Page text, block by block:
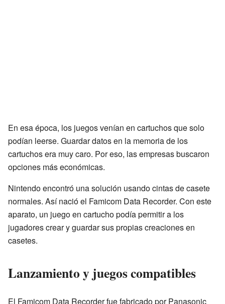
En esa época, los juegos venían en cartuchos que solo
podían leerse. Guardar datos en la memoria de los
cartuchos era muy caro. Por eso, las empresas buscaron
opciones más económicas.
Nintendo encontró una solución usando cintas de casete
normales. Así nació el Famicom Data Recorder. Con este
aparato, un juego en cartucho podía permitir a los
jugadores crear y guardar sus propias creaciones en
casetes.
Lanzamiento y juegos compatibles
El Famicom Data Recorder fue fabricado por Panasonic